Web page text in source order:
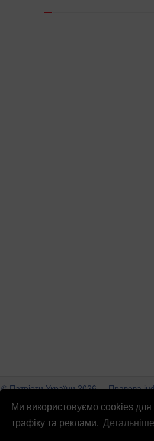
Ми використовуємо cookies для
трафіку та реклами. Детальніше
© Патріоти України 2026 Правова
info@